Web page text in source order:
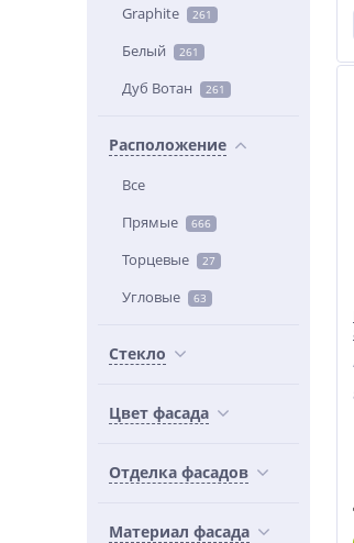
Graphite 261
Белый 261
Дуб Вотан 261
Расположение
Все
Прямые
666
Торцевые 27
Угловые 63
Стекло
Цвет фасада
Отделка фасадов
Материал фасада